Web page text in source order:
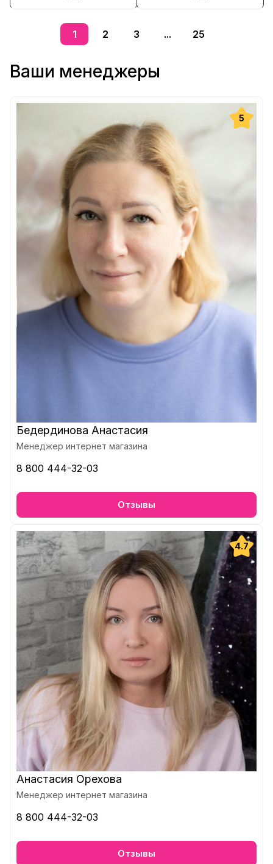
1 2 3 ... 25
Ваши менеджеры
5
Бедердинова Анастасия
Менеджер интернет магазина
8 800 444-32-03
Отзывы
4.7
Анастасия Орехова
Менеджер интернет магазина
8 800 444-32-03
Отзывы